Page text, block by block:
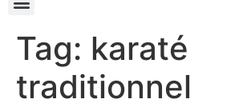
Tag: karaté
traditionnel